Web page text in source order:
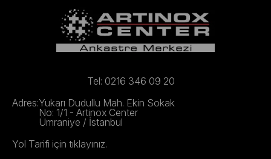
Tel: 0216 346 09 20
Adres:Yukarı Dudullu Mah. Ekin Sokak
No: 1/1 - Artinox Center
Ümraniye / İstanbul
Yol Tarifi için tıklayınız.